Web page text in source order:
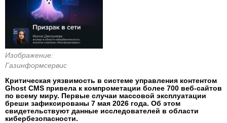
Изображение:
Газинформсервис
Критическая уязвимость в системе управления контентом
Ghost CMS привела к компрометации более 700 веб-сайтов
по всему миру. Первые случаи массовой эксплуатации
бреши зафиксированы 7 мая 2026 года. Об этом
свидетельствуют данные исследователей в области
кибербезопасности.